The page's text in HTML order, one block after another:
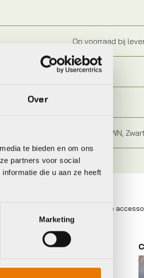
Over
te bieden en om ons
partners voor social
die u aan ze heeft
Marketing
Op voorraad bij
BLACK/BROWN,
Bekijk alle
Cadex